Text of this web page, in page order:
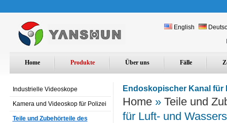
English
Home Produkte Über uns Fälle
Industrielle Videoskope
Kamera und Videoskop für Polizei
Teile und Zubehörteile des
Endoskopischer Kanal
Home» Teile und
für Luft- und